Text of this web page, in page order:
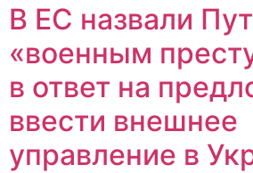
В ЕС назвали
«военным
в ответ на
ввести внешнее
управление в